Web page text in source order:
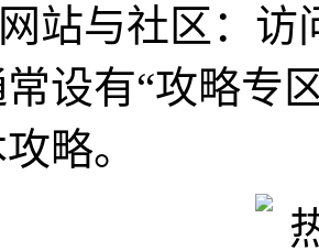
站与社区：
设有“攻略专
略。